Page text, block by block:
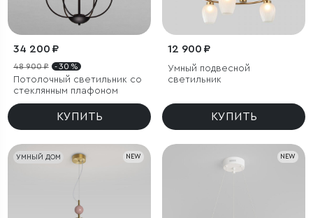
34 200 ₽
48 900 ₽ - 30 %
Потолочный светильник со
стеклянным плафоном
КУПИТЬ
12 900 ₽
Умный подвесной
светильник
КУПИТЬ
УМНЫЙ ДОМ NEW NEW